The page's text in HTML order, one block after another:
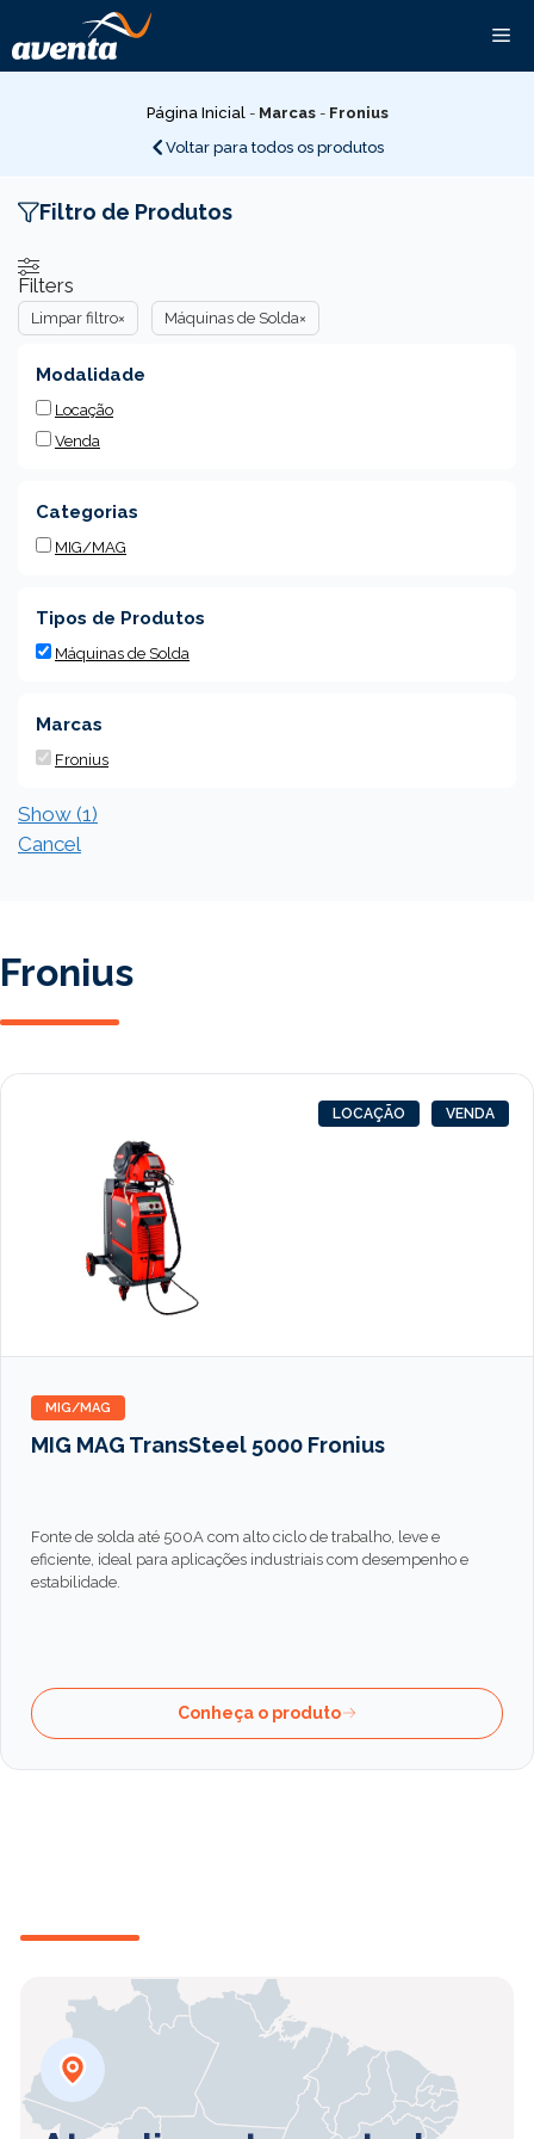
para
o
Página Inicial- Marcas- Fronius
Voltar para todos os produtos
Fronius
LOCAÇÃO VENDA
MIG/MAG
MIG MAG TransSteel 5000 Fronius
Fonte de solda até 500A com alto ciclo de trabalho, leve e
eficiente, ideal para aplicações industriais com desempenho e
estabilidade.
Conheça o produto
Filtro de Produtos
Filters
Limpar filtro× Máquinas de Solda×
Modalidade
Locação
Venda
Categorias
MIG/MAG
Tipos de Produtos
Máquinas de Solda
Marcas
Fronius
Show (1 )
Cancel